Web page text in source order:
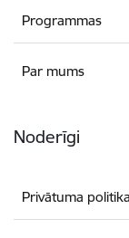
Programmas
Par mums
Noderīgi
Privātuma politika